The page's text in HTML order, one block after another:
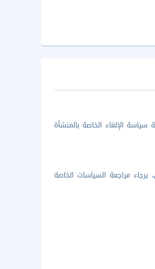
الإلغاء الخاصة بالمنشأة
مراجعة السياسات الخاصة